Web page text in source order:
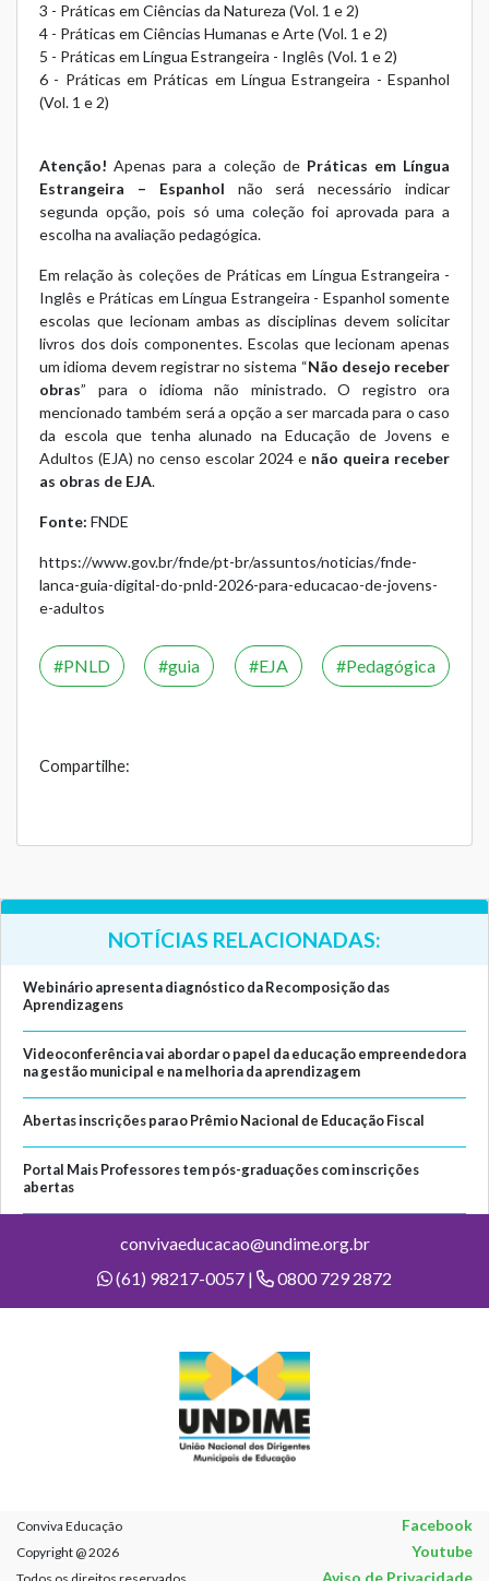
3 - Práticas em Ciências da Natureza (Vol. 1 e 2)
4 - Práticas em Ciências Humanas e Arte (Vol. 1 e 2)
5 - Práticas em Língua Estrangeira - Inglês (Vol. 1 e 2)
6 - Práticas em Práticas em Língua Estrangeira - Espanhol
(Vol. 1 e 2)
Atenção! Apenas para a coleção de Práticas em Língua
Estrangeira – Espanhol não será necessário indicar
segunda opção, pois só uma coleção foi aprovada para a
escolha na avaliação pedagógica.
Em relação às coleções de Práticas em Língua Estrangeira -
Inglês e Práticas em Língua Estrangeira - Espanhol somente
escolas que lecionam ambas as disciplinas devem solicitar
livros dos dois componentes. Escolas que lecionam apenas
um idioma devem registrar no sistema “Não desejo receber
obras” para o idioma não ministrado. O registro ora
mencionado também será a opção a ser marcada para o caso
da escola que tenha alunado na Educação de Jovens e
Adultos (EJA) no censo escolar 2024 e não queira receber
as obras de EJA.
Fonte: FNDE
https://www.gov.br/fnde/pt-br/assuntos/noticias/fnde-
lanca-guia-digital-do-pnld-2026-para-educacao-de-jovens-
e-adultos
PNLD guia EJA Pedagógica
Compartilhe:
NOTÍCIAS RELACIONADAS:
Webinário apresenta diagnóstico da Recomposição das
Aprendizagens
Videoconferência vai abordar o papel da educação empreendedora
na gestão municipal e na melhoria da aprendizagem
Abertas inscrições para o Prêmio Nacional de Educação Fiscal
Portal Mais Professores tem pós-graduações com inscrições
abertas
convivaeducacao@undime.org.br
(61) 98217-0057 |
0800 729 2872
Conviva Educação Facebook
Copyright @ 2026 Youtube